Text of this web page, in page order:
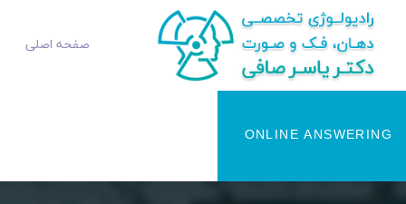
صفحه اصلی
ONLINE ANSWERING